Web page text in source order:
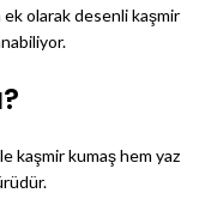
ek olarak desenli kaşmir
kaşmir kumaş hem yaz